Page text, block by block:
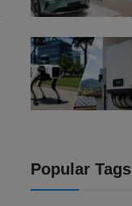
Popular Tags